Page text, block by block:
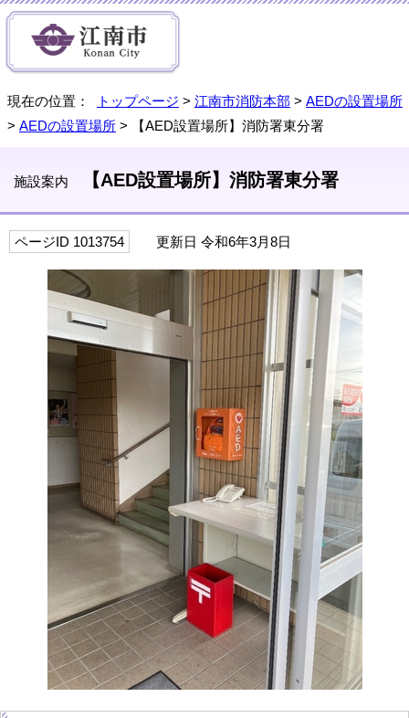
現在の位置： トップページ > 江南市消防本部 > AEDの設置場所
> AEDの設置場所 > 【AED設置場所】消防署東分署
施設案内 【AED設置場所】消防署東分署
ページID 1013754 更新日 令和6年3月8日